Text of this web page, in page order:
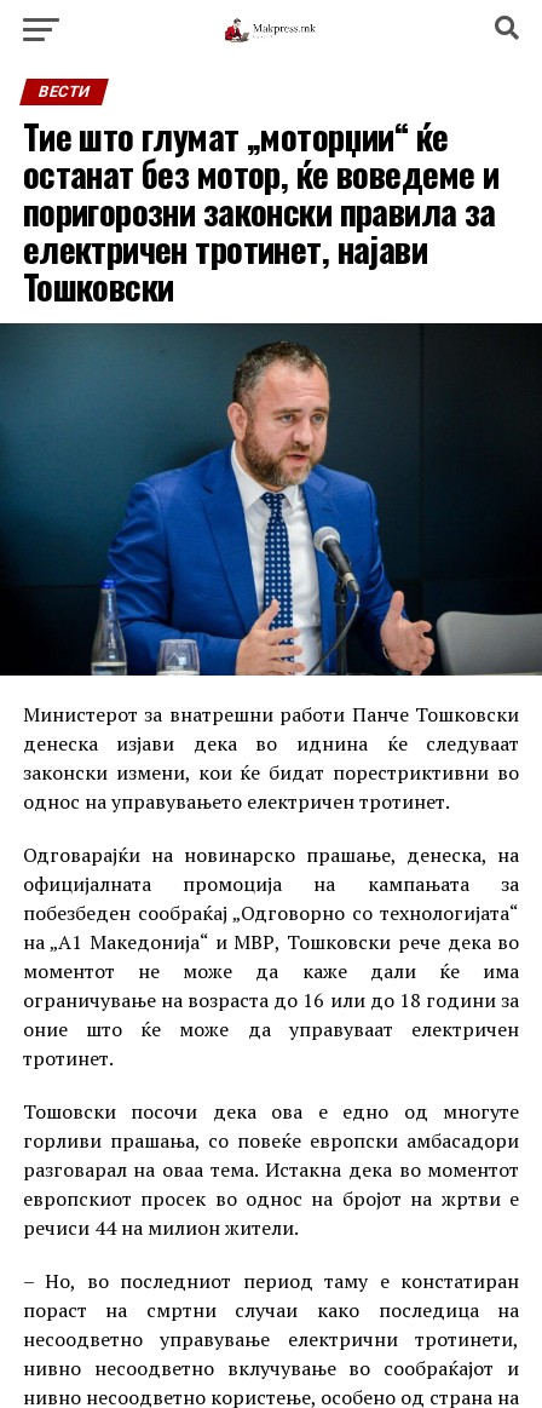
ВЕСТИ
Тие што глумат „моторџии“ ќе
останат без мотор, ќе воведеме и
поригорозни законски правила за
електричен тротинет, најави
Тошковски
Министерот за внатрешни работи Панче Тошковски
денеска изјави дека во иднина ќе следуваат
законски измени, кои ќе бидат порестриктивни во
однос на управувањето електричен тротинет.
Одговарајќи на новинарско прашање, денеска, на
официјалната промоција на кампањата за
побезбеден сообраќај „Одговорно со технологијата“
на „А1 Македонија“ и МВР, Тошковски рече дека во
моментот не може да каже дали ќе има
ограничување на возраста до 16 или до 18 години за
оние што ќе може да управуваат електричен
тротинет.
Тошовски посочи дека ова е едно од многуте
горливи прашања, со повеќе европски амбасадори
разговарал на оваа тема. Истакна дека во моментот
европскиот просек во однос на бројот на жртви е
речиси 44 на милион жители.
– Но, во последниот период таму е констатиран
пораст на смртни случаи како последица на
несоодветно управување електрични тротинети,
нивно несоодветно вклучување во сообраќајот и
нивно несоодветно користење, особено од страна на